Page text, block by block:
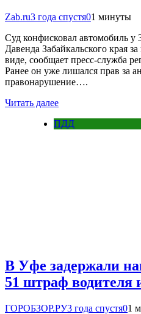
Zab.ru3 года спустя01 минуты
Суд конфисковал автомобиль у
Давенда Забайкальского края
виде, сообщает пресс-служба
Ранее он уже лишался прав за
правонарушение….
Читать далее
ПДД
В Уфе задержали
51 штраф водителя
ГОРОБЗОР.РУ3 года спустя01